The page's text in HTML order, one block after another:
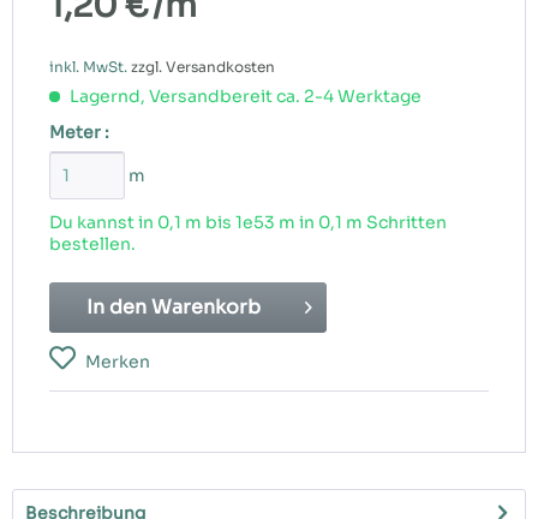
inkl. MwSt. zzgl. Versandkosten
Lagernd, Versandbereit ca. 2-4 Werktage
Meter :
m
Du kannst in 0,1 m bis 1e53 m in 0,1 m Schritten
bestellen.
In den Warenkorb
Merken
Beschreibung